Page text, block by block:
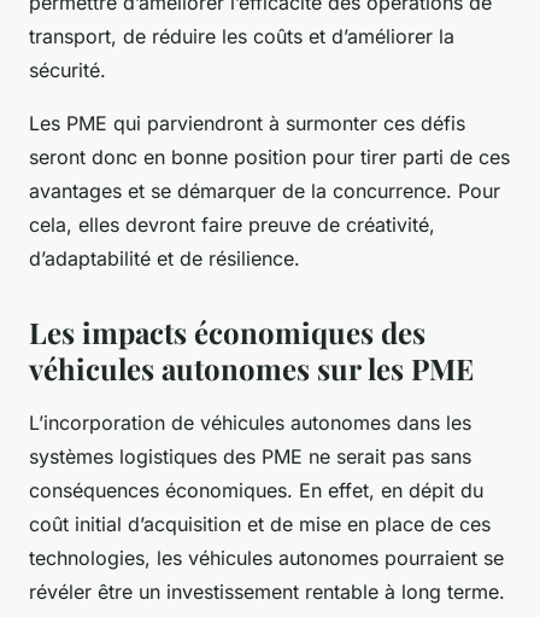
transport, de réduire les coûts et d’améliorer la
sécurité.
Les PME qui parviendront à surmonter ces défis
seront donc en bonne position pour tirer parti de ces
avantages et se démarquer de la concurrence. Pour
cela, elles devront faire preuve de créativité,
d’adaptabilité et de résilience.
Les impacts économiques des
véhicules autonomes sur les PME
L’incorporation de véhicules autonomes dans les
systèmes logistiques des PME ne serait pas sans
conséquences économiques. En effet, en dépit du
coût initial d’acquisition et de mise en place de ces
technologies, les véhicules autonomes pourraient se
révéler être un investissement rentable à long terme.